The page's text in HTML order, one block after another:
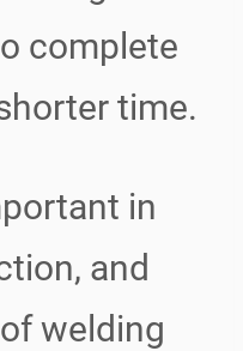
complete
time.
in
and
welding